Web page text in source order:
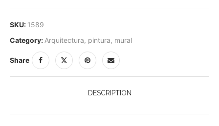
SKU: 1589
Category: Arquitectura, pintura, mural
Share
DESCRIPTION